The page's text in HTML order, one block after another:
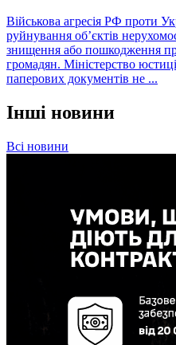
Військова агресія РФ проти
руйнування об’єктів
знищення або пошкодження
громадян. Міністерство
паперових документів не ...
Інші новини
Всі новини